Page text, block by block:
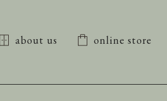
about us online store